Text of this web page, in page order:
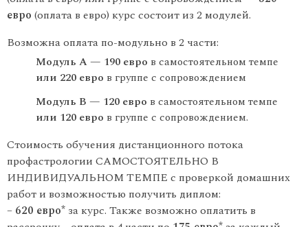
евро (оплата в евро) курс состоит из 2 модулей.
Возможна оплата по-модульно в 2 части:
Модуль А — 190 евро в самостоятельном темпе
или 220 евро в группе с сопровождением
Модуль В — 120 евро в самостоятельном темпе
или 120 евро в группе с сопровождением.
Стоимость обучения дистанционного потока
профастрологии САМОСТОЯТЕЛЬНО В
ИНДИВИДУАЛЬНОМ ТЕМПЕ с проверкой домашних
работ и возможностью получить диплом:
– 620 евро* за курс. Также возможно оплатить в